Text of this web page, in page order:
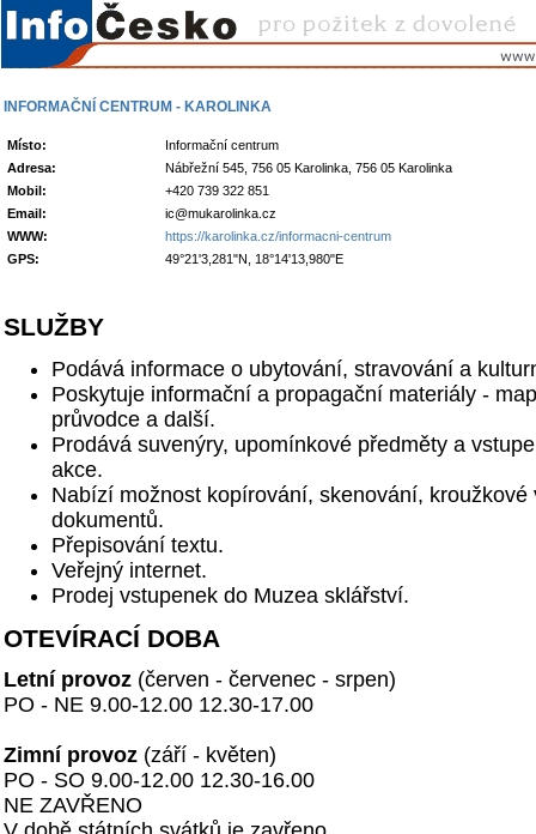
INFORMAČNÍ CENTRUM - KAROLINKA
Místo:
Informační centrum
Adresa:
Nábřežní 545, 756 05 Karolinka, 756 05 Karolinka
Mobil:
+420 739 322 851
Email:
ic@mukarolinka.cz
WWW:
https://karolinka.cz/informacni-centrum
GPS:
49°21'3,281"N, 18°14'13,980"E
SLUŽBY
Podává informace o ubytování, stravování a
Poskytuje informační a propagační materiály -
průvodce a další.
Prodává suvenýry, upomínkové předměty a
akce.
Nabízí možnost kopírování, skenování, kroužkové
dokumentů.
Přepisování textu.
Veřejný internet.
Prodej vstupenek do Muzea sklářství.
OTEVÍRACÍ DOBA
Letní provoz (červen - červenec - srpen)
PO - NE 9.00-12.00 12.30-17.00
Zimní provoz (září - květen)
PO - SO 9.00-12.00 12.30-16.00
NE ZAVŘENO